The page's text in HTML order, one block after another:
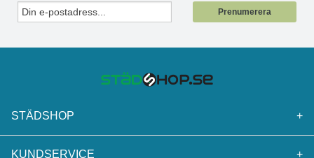
Prenumerera
STÄDSHOP +
KUNDSERVICE +